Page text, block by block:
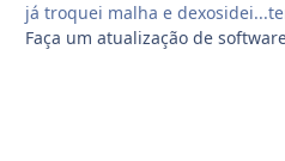
já troquei malha e
Faça um atualização de